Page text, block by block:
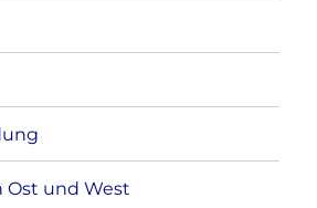
Ost und West